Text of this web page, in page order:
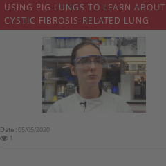
USING PIG LUNGS TO LEARN ABOUT
CYSTIC FIBROSIS-RELATED LUNG
INFECTIONS
Date :05/05/2020
1